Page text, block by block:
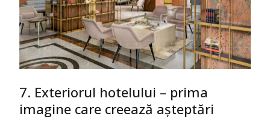
7. Exteriorul hotelului – prima
imagine care creează așteptări